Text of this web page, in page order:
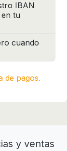
IBAN
tu
cuando
de pagos.
y ventas